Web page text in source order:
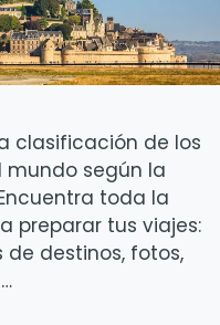
clasificación de los
mundo según la
toda la
preparar tus viajes:
de destinos, fotos,